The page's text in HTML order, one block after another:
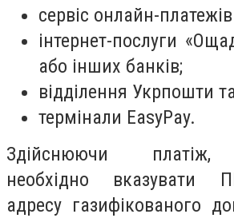
сервіс онлайн-платежів
інтернет-послуги
або інших банків;
відділення Укрпошти
термінали EasyPay.
Здійснюючи платіж,
необхідно вказувати
адресу газифікованого